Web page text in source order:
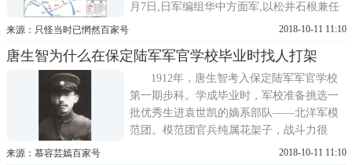
月7日,日军编组华中方面军,以松井石根兼任
司令官,规定以苏州、嘉兴联结线为统制线,在
一路以上海派遣军为主力,沿沪宁铁路线西进,
一路以第10军和国崎支队为主力,沿太湖南岸
向湖州集结。
来源：只怪当时已惘然百家号 2018-10-11 11:10
唐生智为什么在保定陆军军官学校毕业时找人打架
1912年，唐生智考入保定陆军军官学校
第一期步科。学成毕业时，军校准备挑选一
批优秀生进袁世凯的嫡系部队——北洋军模
范团。模范团官兵纯属花架子，战斗力很
差。唐生智不想当这样的花架子，就琢磨出
来源：慕容芸嫣百家号 2018-10-11 11:10